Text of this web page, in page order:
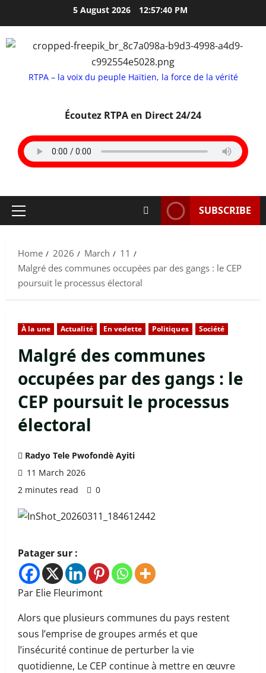
to
content
5 August 2026 12:57:41 PM
RTPA – la voix du peuple Haïtien, la force de la vérité
Écoutez RTPA en Direct 24/24
Primary
SUBSCRIBE
Home 2026 March
11
Malgré des communes occupées par des gangs : le CEP
poursuit le processus électoral
À la une Actualité En vedette Politiques Société
Malgré des communes
occupées par des gangs : le
CEP poursuit le processus
électoral
Radyo Tele Pwofondè Ayiti
11 March 2026
2 minutes read
0
Patager sur :
Par Elie Fleurimont
Alors que plusieurs communes du pays restent
sous l’emprise de groupes armés et que
l’insécurité continue de perturber la vie
quotidienne, Le CEP continue à mettre en œuvre